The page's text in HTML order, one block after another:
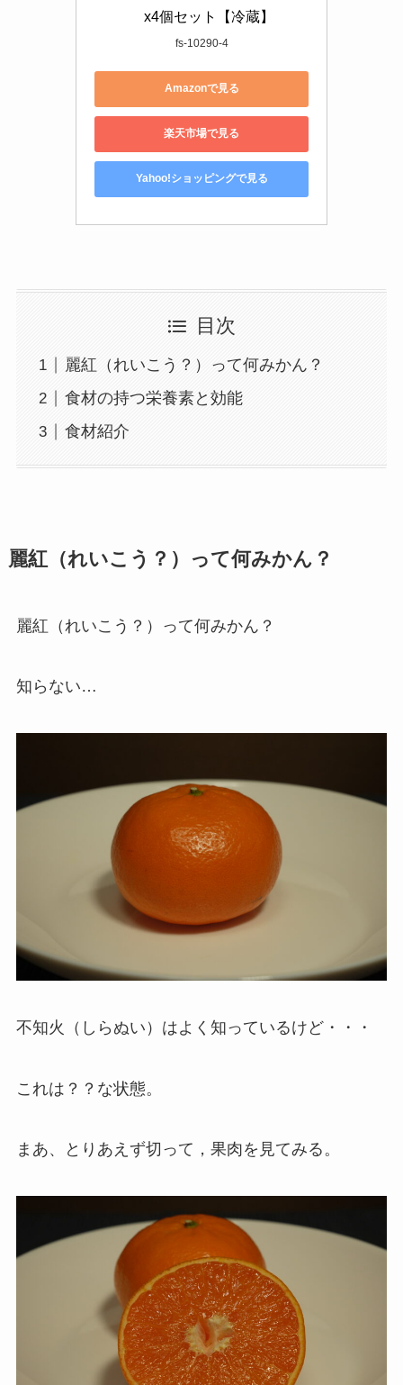
x4個セット【冷蔵】
fs-10290-4
Amazonで見る
楽天市場で見る
Yahoo!ショッピングで見る
目次
麗紅（れいこう？）って何みかん？
食材の持つ栄養素と効能
食材紹介
麗紅（れいこう？）って何みかん？
麗紅（れいこう？）って何みかん？
知らない…
不知火（しらぬい）はよく知っているけど・・・
これは？？な状態。
まあ、とりあえず切って，果肉を見てみる。